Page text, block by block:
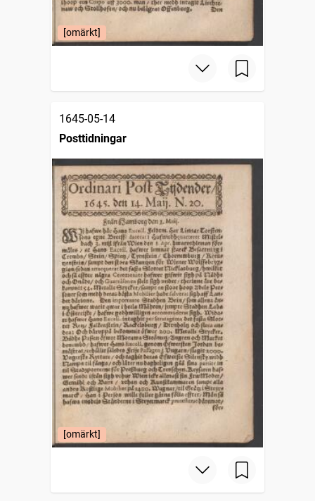
[omärkt]
1645-05-14
Posttidningar
[omärkt]